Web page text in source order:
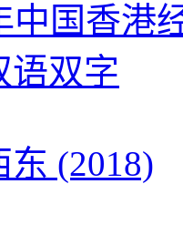
中国香港
语双字
东 (2018)